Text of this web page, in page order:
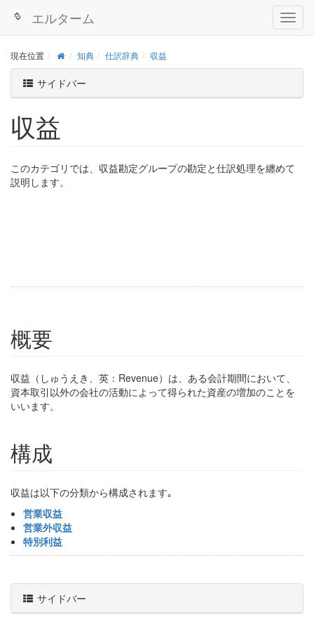
エルターム
現在位置 知典 仕訳辞典 収益
サイドバー
収益
このカテゴリでは、収益勘定グループの勘定と仕訳処理を纏めて
説明します。
概要
収益（しゅうえき、英：Revenue）は、ある会計期間において、
資本取引以外の会社の活動によって得られた資産の増加のことを
いいます。
構成
収益は以下の分類から構成されます｡
営業収益
営業外収益
特別利益
サイドバー